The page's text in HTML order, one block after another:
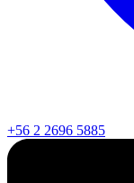
+56 2 2696 5885